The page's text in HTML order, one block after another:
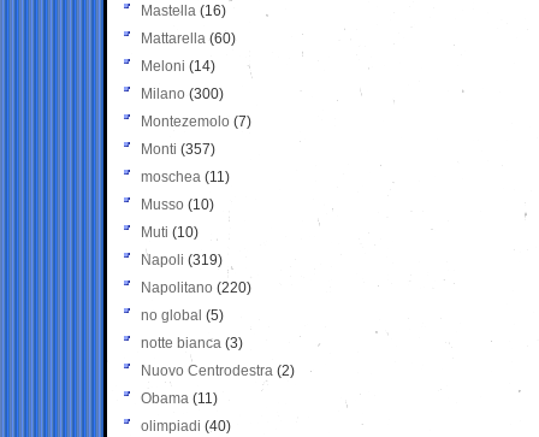
Mastella (16)
Mattarella (60)
Meloni (14)
Milano (300)
Montezemolo (7)
Monti (357)
moschea (11)
Musso (10)
Muti (10)
Napoli (319)
Napolitano (220)
no global (5)
notte bianca (3)
Nuovo Centrodestra (2)
Obama (11)
olimpiadi (40)